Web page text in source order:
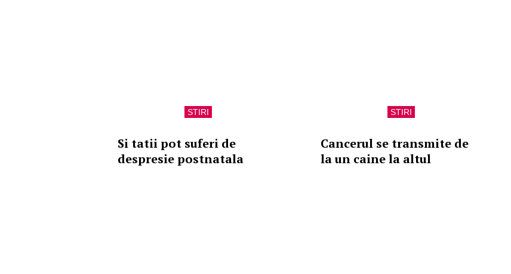
STIRI
Si tatii pot suferi de
despresie postnatala
STIRI
Cancerul se transmite de
la un caine la altul